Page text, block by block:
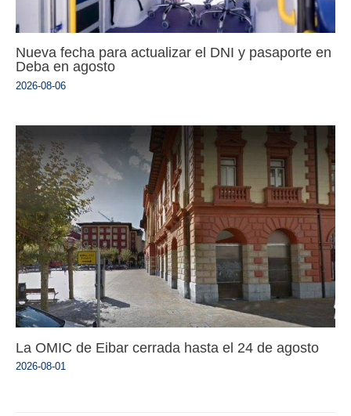
Nueva fecha para actualizar el DNI y pasaporte en
Deba en agosto
2026-08-06
La OMIC de Eibar cerrada hasta el 24 de agosto
2026-08-01